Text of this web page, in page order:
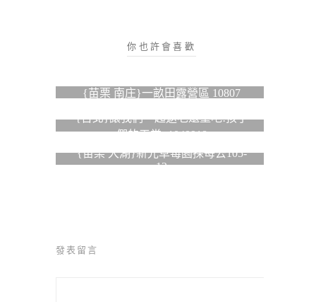
你也許會喜歡
{苗栗 南庄}一畝田露營區 10807
{台北}讓我們一起返老還童吧!孩子
們的天堂~1040918
{苗栗 大湖}新光草莓園採苺去105-
12
發表留言